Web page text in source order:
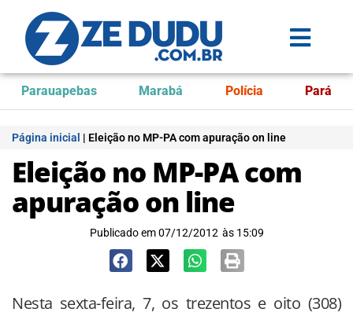
Parauapebas Marabá Polícia Pará
Página inicial | Eleição no MP-PA com apuração on line
Eleição no MP-PA com
apuração on line
Publicado em 07/12/2012 às 15:09
Nesta sexta-feira, 7, os trezentos e oito (308)